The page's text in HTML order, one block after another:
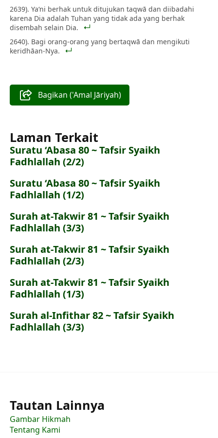
2639). Ya‘ni berhak untuk ditujukan taqwā dan diibadahi
karena Dia adalah Tuhan yang tidak ada yang berhak
disembah selain Dia.
2640). Bagi orang-orang yang bertaqwā dan mengikuti
keridhāan-Nya.
Bagikan ('Amal Jāriyah)
Laman Terkait
Suratu ‘Abasa 80 ~ Tafsir Syaikh
Fadhlallah (2/2)
Suratu ‘Abasa 80 ~ Tafsir Syaikh
Fadhlallah (1/2)
Surah at-Takwir 81 ~ Tafsir Syaikh
Fadhlallah (3/3)
Surah at-Takwir 81 ~ Tafsir Syaikh
Fadhlallah (2/3)
Surah at-Takwir 81 ~ Tafsir Syaikh
Fadhlallah (1/3)
Surah al-Infithar 82 ~ Tafsir Syaikh
Fadhlallah (3/3)
Tautan Lainnya
Gambar Hikmah
Tentang Kami